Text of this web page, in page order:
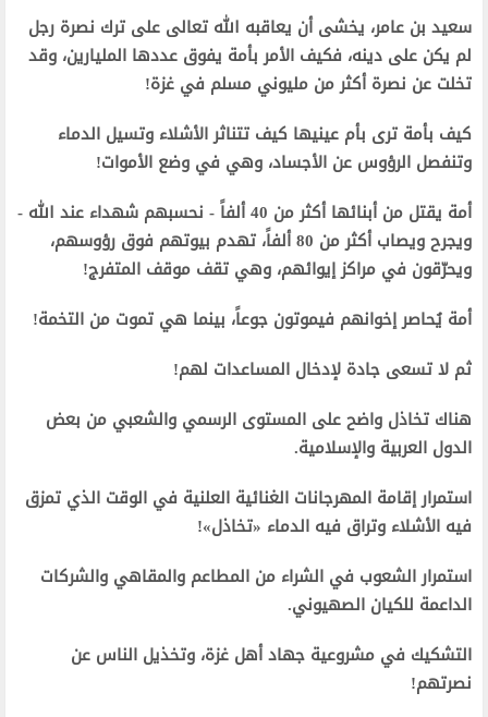
سعيد بن عامر، يخشى أن يعاقبه الله تعالى على ترك نصرة رجل
لم يكن على دينه، فكيف الأمر بأمة يفوق عددها المليارين، وقد
تخلت عن نصرة أكثر من مليوني مسلم في غزة!
كيف بأمة ترى بأم عينيها كيف تتناثر الأشلاء وتسيل الدماء
وتنفصل الرؤوس عن الأجساد، وهي في وضع الأموات!
أمة يقتل من أبنائها أكثر من 40 ألفاً - نحسبهم شهداء عند الله -
ويجرح ويصاب أكثر من 80 ألفاً، تهدم بيوتهم فوق رؤوسهم،
ويحرّقون في مراكز إيوائهم، وهي تقف موقف المتفرج!
أمة يُحاصر إخوانهم فيموتون جوعاً، بينما هي تموت من التخمة!
ثم لا تسعى جادة لإدخال المساعدات لهم!
هناك تخاذل واضح على المستوى الرسمي والشعبي من بعض
الدول العربية والإسلامية.
استمرار إقامة المهرجانات الغنائية العلنية في الوقت الذي تمزق
فيه الأشلاء وتراق فيه الدماء «تخاذل»!
استمرار الشعوب في الشراء من المطاعم والمقاهي والشركات
الداعمة للكيان الصهيوني.
التشكيك في مشروعية جهاد أهل غزة، وتخذيل الناس عن
نصرتهم!